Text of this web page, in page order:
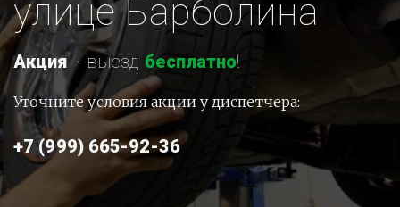
улице Барболина
Акция - выезд бесплатно!
Уточните условия акции у диспетчера:
+7 (999) 665-92-36